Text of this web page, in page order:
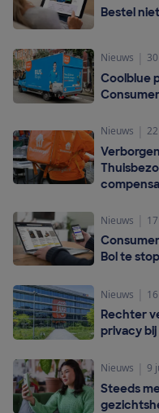
Bestel
Nieuws
Coolblue
Nieuws
Nieuws
Bol te
Nieuws
Rechter
privacy bij
Nieuws 9
Steeds